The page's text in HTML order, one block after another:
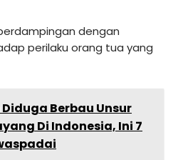
dengan
perilaku orang tua yang
Berbau Unsur
Di Indonesia, Ini 7